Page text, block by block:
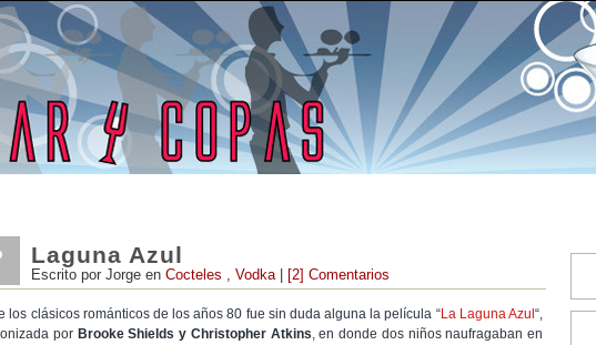
Laguna Azul
Escrito por Jorge en Cocteles , Vodka| [2] Comentarios
los clásicos románticos de los años 80 fue sin duda alguna la película “La Laguna Azul“,
por Brooke Shields y Christopher Atkins, en donde dos niños naufragaban en